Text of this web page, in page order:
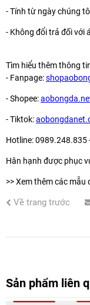
- Tính từ ngày chúng
- Không đổi trả đối với
Tìm hiểu thêm thông
- Fanpage:
- Shopee:
- Tiktok:
Hotline: 0989.248.835
Hân hạnh được phục
>> Xem thêm các
Về trang trước
Sản phẩm liên